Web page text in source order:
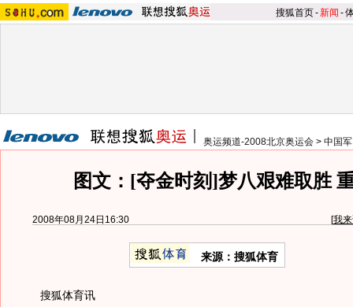
搜狐首页-新闻 -
奥运频道-2008北京奥运会 > 中国
图文：[夺金时刻]梦八艰难取胜
2008年08月24日16:30 [我
来源：搜狐体育
搜狐体育讯